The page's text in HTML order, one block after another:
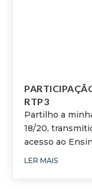
RTP3
Partilho a
18/20,
acesso ao
LER MAIS